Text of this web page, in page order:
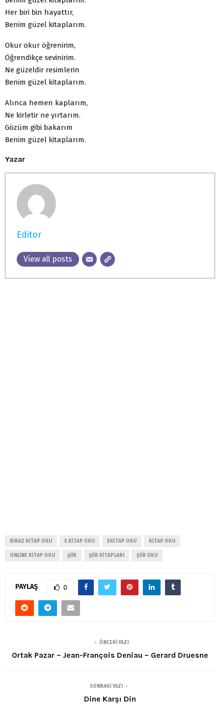
Her biri bin hayattır,
Benim güzel kitaplarım.
Okur okur öğrenirim,
Öğrendikçe sevinirim.
Ne güzeldir resimlerin
Benim güzel kitaplarım.
Alınca hemen kaplarım,
Ne kirletir ne yırtarım.
Gözüm gibi bakarım
Benim güzel kitaplarım.
Yazar
Editor
View all posts
BIRAZ KITAP OKU E KITAP OKU EKITAP OKU KITAP OKU
ONLINE KITAP OKU ŞIIR ŞIIR KITAPLARI ŞIIR OKU
PAYLAŞ 0
ÖNCEKI YAZI
Ortak Pazar – Jean-François Deniau – Gerard Druesne
SONRAKI YAZI
Dine Karşı Din